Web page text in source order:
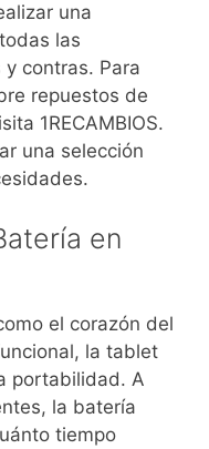
una
las
contras. Para
repuestos de
1RECAMBIOS.
una selección
en
el corazón del
la tablet
portabilidad. A
la batería
tiempo